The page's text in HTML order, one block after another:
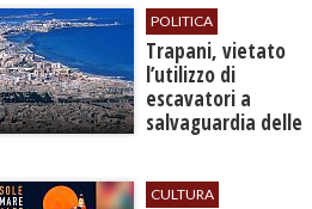
POLITICA
​Trapani, vietato
l’utilizzo di
escavatori a
salvaguardia delle
CULTURA